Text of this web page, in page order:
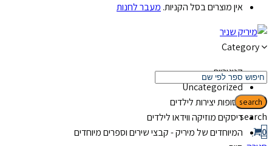
אין מוצרים בסל הקניות. מעבר לחנות
Category
קטגוריות
Uncategorized
אסופות יצירות לילדים
דיסקים מוזיקה ווידאו לילדים
המיוחדים של מיריק - קבצי שירים וספרים מיוחדים
search
search
0